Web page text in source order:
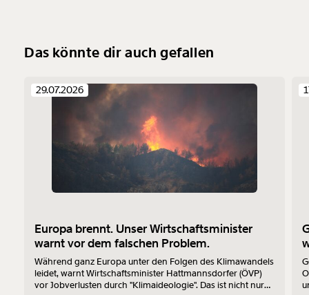
Das könnte dir auch gefallen
29.07.2026
Europa brennt. Unser Wirtschaftsminister
warnt vor dem falschen Problem.
Während ganz Europa unter den Folgen des Klimawandels
leidet, warnt Wirtschaftsminister Hattmannsdorfer (ÖVP)
vor Jobverlusten durch "Klimaideologie". Das ist nicht nur